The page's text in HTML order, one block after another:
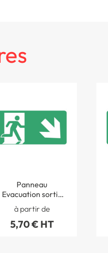
Panneau
Evacuation sortie
en bas à droite ISO
7010 - STF 4032S
à partir de
5,70 € HT